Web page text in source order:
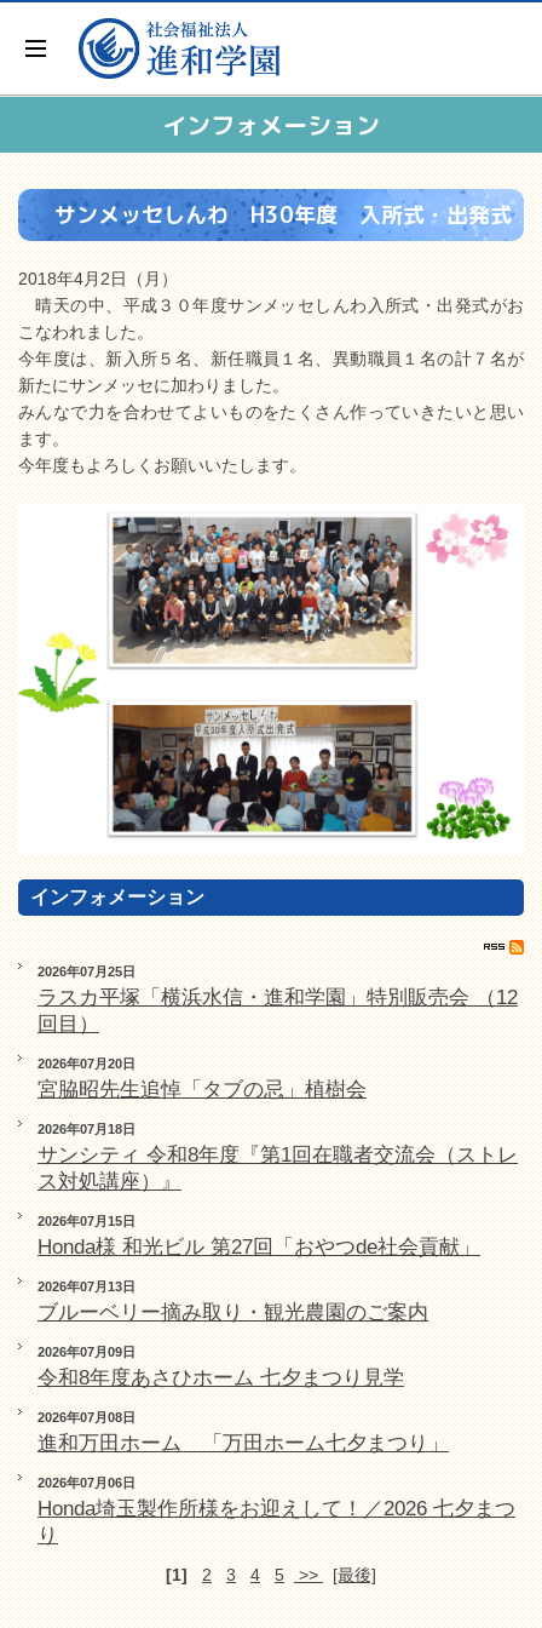
インフォメーション
サンメッセしんわ H30年度 入所式・出発式
2018年4月2日（月）
晴天の中、平成３０年度サンメッセしんわ入所式・出発式がお
こなわれました。
今年度は、新入所５名、新任職員１名、異動職員１名の計７名が
新たにサンメッセに加わりました。
みんなで力を合わせてよいものをたくさん作っていきたいと思い
ます。
今年度もよろしくお願いいたします。
インフォメーション
2026年07月25日
ラスカ平塚「横浜水信・進和学園」特別販売会 （12
回目）
2026年07月20日
宮脇昭先生追悼「タブの忌」植樹会
2026年07月18日
サンシティ 令和8年度『第1回在職者交流会（ストレ
ス対処講座）』
2026年07月15日
Honda様 和光ビル 第27回「おやつde社会貢献」
2026年07月13日
ブルーベリー摘み取り・観光農園のご案内
2026年07月09日
令和8年度あさひホーム 七夕まつり見学
2026年07月08日
進和万田ホーム 「万田ホーム七夕まつり」
2026年07月06日
Honda埼玉製作所様をお迎えして！／2026 七夕まつ
り
[1] 2 3 4 5 >> [最後]